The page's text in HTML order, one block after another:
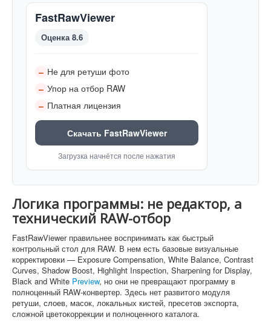
FastRawViewer
Оценка 8.6
– Не для ретуши фото
– Упор на отбор RAW
– Платная лицензия
Скачать FastRawViewer
Загрузка начнётся после нажатия
Логика программы: не редактор, а
технический RAW-отбор
FastRawViewer правильнее воспринимать как быстрый
контрольный стол для RAW. В нем есть базовые визуальные
корректировки — Exposure Compensation, White Balance, Contrast
Curves, Shadow Boost, Highlight Inspection, Sharpening for Display,
Black and White Preview, но они не превращают программу в
полноценный RAW-конвертер. Здесь нет развитого модуля
ретуши, слоев, масок, локальных кистей, пресетов экспорта,
сложной цветокоррекции и полноценного каталога.